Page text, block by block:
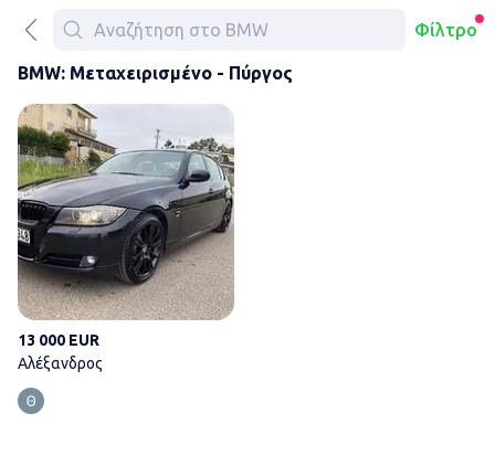
Φίλτρο
BMW: Μεταχειρισμένο - Πύργος
13 000 EUR
Αλέξανδρος